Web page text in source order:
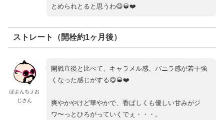
とめられとると思うわ😋🥃❤️
ストレート（開栓約1ヶ月後）
ぽよんちょお
じさん
開戦直後と比べて、キャラメル感、バニラ感が若干強
くなった感じがする😋🥃❤️
爽やかやけど華やかで、香ばしくも優しい甘みがジ
ワ〜っとひろがっていくでぇ・・・。